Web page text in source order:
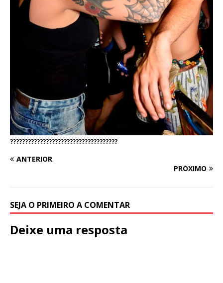
????????????????????????????????????
ANTERIOR
PRÓXIMO
SEJA O PRIMEIRO A COMENTAR
Deixe uma resposta